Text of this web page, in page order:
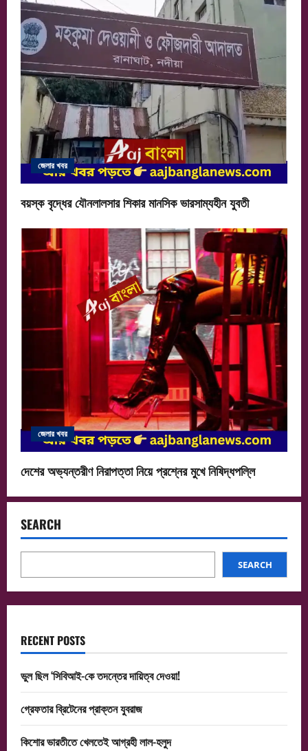
জেলার খবর
বয়স্ক বৃদ্ধের যৌনলালসার শিকার মানসিক ভারসাম্যহীন যুবতী
জেলার খবর
দেশের অভ্যন্তরীণ নিরাপত্তা নিয়ে প্রশ্নের মুখে নিষিদ্ধপল্লি
SEARCH
SEARCH
RECENT POSTS
ভুল ছিল ‘সিবিআই-কে তদন্তের দায়িত্ব দেওয়া!
গ্রেফতার ব্রিটেনের প্রাক্তন যুবরাজ
কিশোর ভারতীতে খেলতেই আগ্রহী লাল-হলুদ